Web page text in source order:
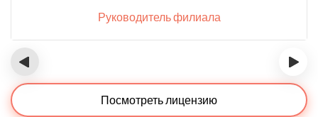
Руководитель филиала
‹ ›
Посмотреть лицензию